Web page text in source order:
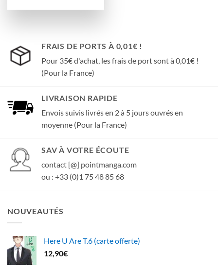
FRAIS DE PORTS À 0,01€ !
Pour 35€ d'achat, les frais de port sont à 0,01€ !
(Pour la France)
LIVRAISON RAPIDE
Envois suivis livrés en 2 à 5 jours ouvrés en
moyenne (Pour la France)
SAV À VOTRE ÉCOUTE
contact [@] pointmanga.com
ou : +33 (0)1 75 48 85 68
NOUVEAUTÉS
Here U Are T.6 (carte offerte)
12,90€